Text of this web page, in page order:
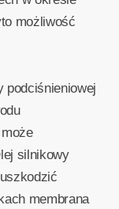
możliwość
podciśnieniowej
silnikowy
membrana